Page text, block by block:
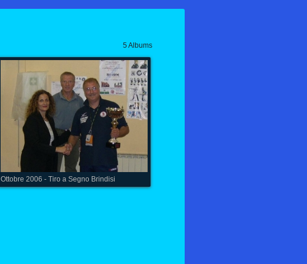
5 Albums
Ottobre 2006 - Tiro a Segno Brindisi